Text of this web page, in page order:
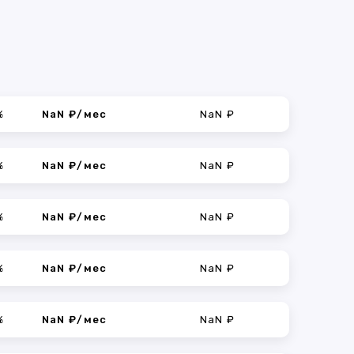
NaN ₽/мес NaN ₽
NaN ₽/мес NaN ₽
NaN ₽/мес NaN ₽
NaN ₽/мес NaN ₽
NaN ₽/мес NaN ₽